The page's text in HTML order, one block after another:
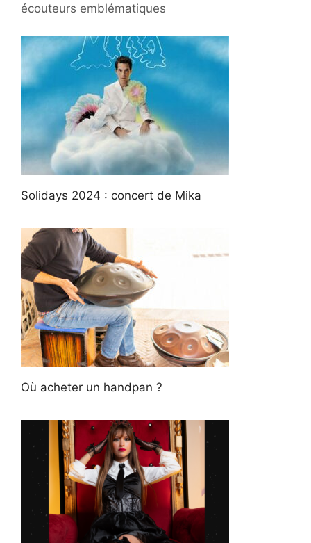
écouteurs emblématiques
Solidays 2024 : concert de Mika
Où acheter un handpan ?